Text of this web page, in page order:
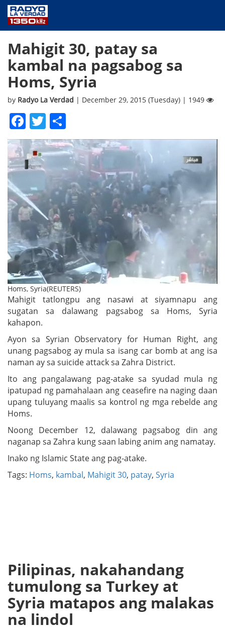
PUBLIC SERVICE
ANNOUNCEMENTS
PROGRAMS
ABOUT
Mahigit 30, patay sa
kambal na pagsabog sa
Homs, Syria
by Radyo La Verdad | December 29, 2015 (Tuesday) | 1949
Facebook
Twitter
Homs, Syria(REUTERS)
Mahigit tatlongpu ang nasawi at siyamnapu ang
sugatan sa dalawang pagsabog sa Homs, Syria
kahapon.
Ayon sa Syrian Observatory for Human Right, ang
unang pagsabog ay mula sa isang car bomb at ang isa
naman ay sa suicide attack sa Zahra District.
Ito ang pangalawang pag-atake sa syudad mula ng
ipatupad ng pamahalaan ang ceasefire na naging daan
upang tuluyang maalis sa kontrol ng mga rebelde ang
Homs.
Noong December 12, dalawang pagsabog din ang
naganap sa Zahra kung saan labing anim ang namatay.
Inako ng Islamic State ang pag-atake.
Tags: Homs, kambal, Mahigit 30, patay, Syria
Pilipinas, nakahandang
tumulong sa Turkey at
Syria matapos ang malakas
na lindol